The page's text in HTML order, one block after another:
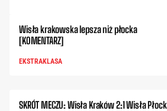
Wisła krakowska lepsza niż płocka
[KOMENTARZ]
EKSTRAKLASA
SKRÓT MECZU: Wisła Kraków 2:1 Wisła Płock